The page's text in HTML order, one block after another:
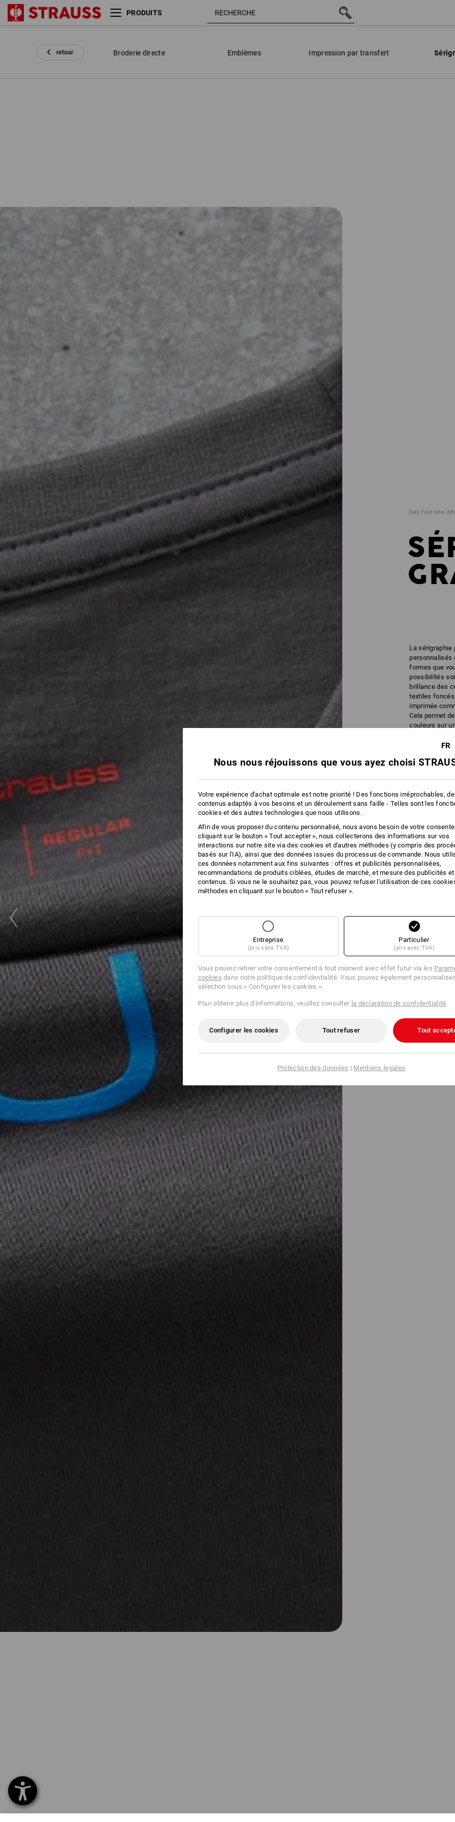
Des finitions
La sérigraphie
personnalisés
formes que
possibilités
brillance des
textiles
imprimée
Cela permet
couleurs sur
imprimer vos
individuelle
de pluie et
retour Broderie directe Emblèmes Impression par transfert
PRODUITS
FR
Nous nous réjouissons que vous ayez choisi
Votre expérience d'achat optimale est notre priorité ! Des fonctions irréprochables,
contenus adaptés à vos besoins et un déroulement sans faille - Telles sont les
cookies et des autres technologies que nous utilisons.
Afin de vous proposer du contenu personnalisé, nous avons besoin de votre
cliquant sur le bouton « Tout accepter », nous collecterons des informations sur vos
interactions sur notre site via des cookies et d'autres méthodes (y compris des
basés sur l'IA), ainsi que des données issues du processus de commande. Nous
ces données notamment aux fins suivantes : offres et publicités personnalisées,
recommandations de produits ciblées, études de marché, et mesure des publicités et
contenus. Si vous ne le souhaitez pas, vous pouvez refuser l'utilisation de ces
méthodes en cliquant sur le bouton « Tout refuser ».
Entreprise
(prix sans TVA)
Particulier
(prix avec TVA)
Vous pouvez retirer votre consentement à tout moment avec effet futur via les
cookies dans notre politique de confidentialité. Vous pouvez également
sélection sous « Configurer les cookies ».
Pour obtenir plus d'informations, veuillez consulter la déclaration de confidentialité.
Configurer les cookies Tout refuser Tout
Protection des données | Mentions legales